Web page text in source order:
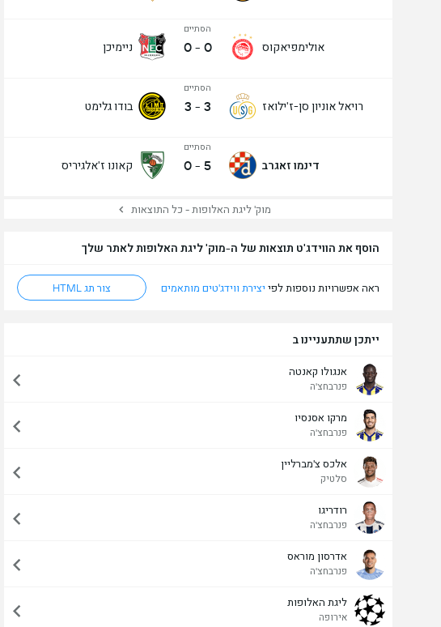
אולימפיאקוס
הסתיים
0
-
0 ניימיכן
רויאל אוניון סן-ז'ילואז
הסתיים
3
-
3 בודו גלימט
דינמו זאגרב
הסתיים
5
-
0 קאונו ז'אלגיריס
מוק' ליגת האלופות - כל התוצאות
הוסף את הווידג'ט תוצאות של ה-מוק' ליגת האלופות לאתר שלך
ראה אפשרויות נוספות לפי יצירת ווידג'טים מותאמים צור תג HTML
ייתכן שתתעניינו ב
אנגולו קאנטה
פנרבחצ'ה
מרקו אסנסיו
פנרבחצ'ה
אלכס צ'מברליין
סלטיק
רודריגו
פנרבחצ'ה
אדרסון מוראס
פנרבחצ'ה
ליגת האלופות
אירופה